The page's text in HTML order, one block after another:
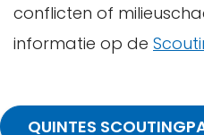
conflicten of
informatie op de
QUINTES